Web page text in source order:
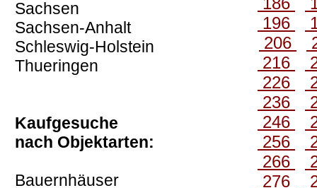
Sachsen
Sachsen-Anhalt
Schleswig-Holstein
Thueringen
Kaufgesuche
nach Objektarten:
Bauernhäuser
196
206
216
226
236
246
256
266
276